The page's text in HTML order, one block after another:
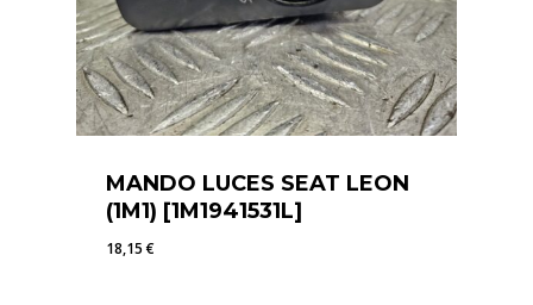
MANDO LUCES SEAT LEON
(1M1) [1M1941531L]
18,15€